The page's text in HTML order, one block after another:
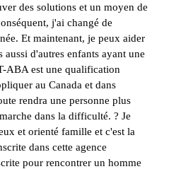
des solutions et un moyen de
j'ai changé de
Et maintenant, je peux aider
d'autres enfants ayant une
ABA est une qualification
au Canada et dans
rendra une personne plus
dans la difficulté. ? Je
et orienté famille et c'est la
dans cette agence
pour rencontrer un homme